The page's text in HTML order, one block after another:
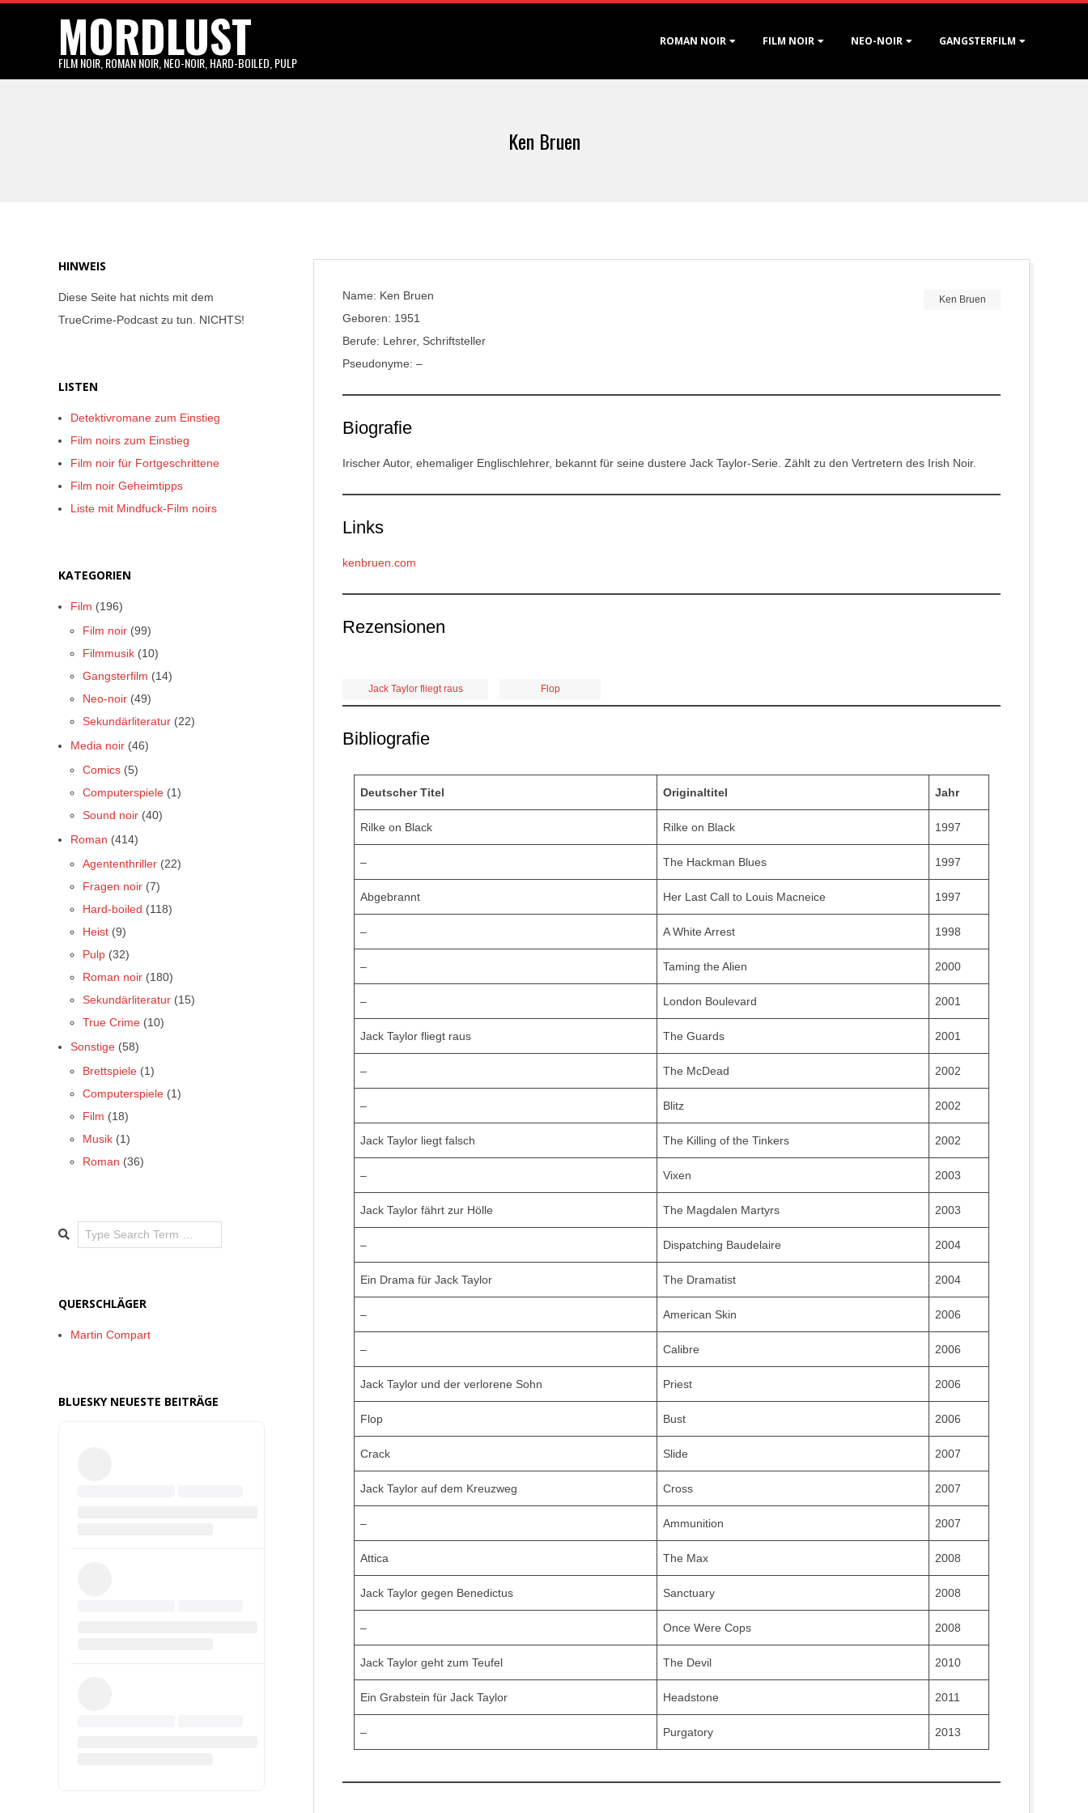
MORDLUST
FILM NOIR, ROMAN NOIR, NEO-NOIR, HARD-BOILED, PULP
ROMAN NOIR FILM NOIR NEO-NOIR GANGSTERFILM
Ken Bruen
Ken Bruen
Name: Ken Bruen
Geboren: 1951
Berufe: Lehrer, Schriftsteller
Pseudonyme: –
Biografie
Irischer Autor, ehemaliger Englischlehrer, bekannt für seine dustere Jack Taylor-Serie. Zählt zu den Vertretern des Irish Noir.
Links
kenbruen.com
Rezensionen
Jack Taylor fliegt raus Flop
Bibliografie
Deutscher Titel Originaltitel Jahr
Rilke on Black Rilke on Black 1997
– The Hackman Blues 1997
Abgebrannt Her Last Call to Louis Macneice 1997
– A White Arrest 1998
– Taming the Alien 2000
– London Boulevard 2001
Jack Taylor fliegt raus The Guards 2001
– The McDead 2002
– Blitz 2002
Jack Taylor liegt falsch The Killing of the Tinkers 2002
– Vixen 2003
Jack Taylor fährt zur Hölle The Magdalen Martyrs 2003
– Dispatching Baudelaire 2004
Ein Drama für Jack Taylor The Dramatist 2004
– American Skin 2006
– Calibre 2006
Jack Taylor und der verlorene Sohn Priest 2006
Flop Bust 2006
Crack Slide 2007
Jack Taylor auf dem Kreuzweg Cross 2007
– Ammunition 2007
Attica The Max 2008
Jack Taylor gegen Benedictus Sanctuary 2008
– Once Were Cops 2008
Jack Taylor geht zum Teufel The Devil 2010
Ein Grabstein für Jack Taylor Headstone 2011
– Purgatory 2013
HINWEIS
Diese Seite hat nichts mit dem
TrueCrime-Podcast zu tun. NICHTS!
LISTEN
Detektivromane zum Einstieg
Film noirs zum Einstieg
Film noir für Fortgeschrittene
Film noir Geheimtipps
Liste mit Mindfuck-Film noirs
KATEGORIEN
Film (196)
Film noir (99)
Filmmusik (10)
Gangsterfilm (14)
Neo-noir (49)
Sekundärliteratur (22)
Media noir (46)
Comics (5)
Computerspiele (1)
Sound noir (40)
Roman (414)
Agententhriller (22)
Fragen noir (7)
Hard-boiled (118)
Heist (9)
Pulp (32)
Roman noir (180)
Sekundärliteratur (15)
True Crime (10)
Sonstige (58)
Brettspiele (1)
Computerspiele (1)
Film (18)
Musik (1)
Roman (36)
Search
QUERSCHLÄGER
Martin Compart
BLUESKY NEUESTE BEITRÄGE